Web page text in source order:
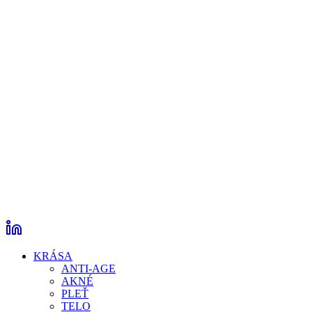
KRÁSA
ANTI-AGE
AKNÉ
PLEŤ
TELO